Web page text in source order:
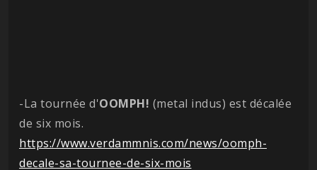
-La tournée d'OOMPH! (metal indus) est décalée
de six mois.
https://www.verdammnis.com/news/oomph-
decale-sa-tournee-de-six-mois